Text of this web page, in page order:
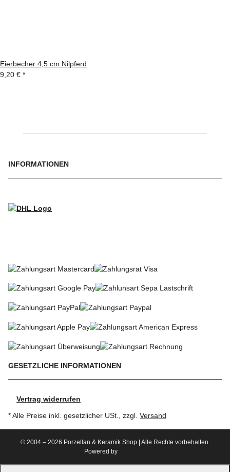
Eierbecher 4,5 cm Nilpferd
9,20 € *
INFORMATIONEN
GESETZLICHE INFORMATIONEN
Vertrag widerrufen
* Alle Preise inkl. gesetzlicher USt., zzgl. Versand
© 2004 – 2026 Porzellan & Keramik Shop | Alle Rechte vorbehalten.
Powered by